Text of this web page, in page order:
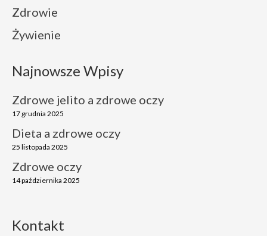
Zdrowie
Żywienie
Najnowsze Wpisy
Zdrowe jelito a zdrowe oczy
17 grudnia 2025
Dieta a zdrowe oczy
25 listopada 2025
Zdrowe oczy
14 października 2025
Kontakt